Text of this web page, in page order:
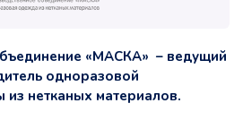
«МАСКА» – ведущий
одноразовой
нетканых материалов.